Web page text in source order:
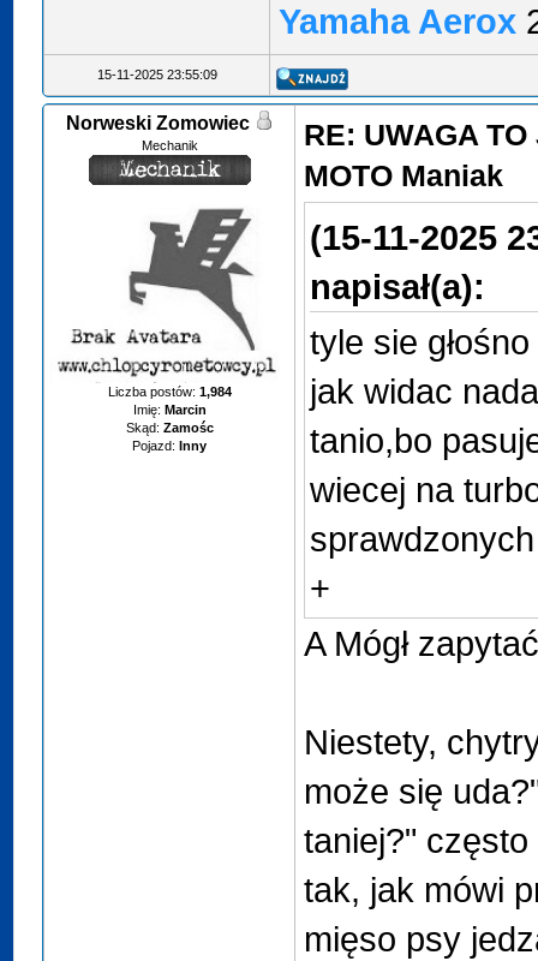
Yamaha Aerox
15-11-2025 23:55:09
Norweski Zomowiec
Mechanik
Liczba postów: 1,984
Imię: Marcin
Skąd: Zamośc
Pojazd: Inny
RE: UWAGA
MOTO Maniak
(15-11-2025
napisał(a):
tyle sie
jak widac
tanio,bo
wiecej na
+
A Mógł
Niestety,
może się
taniej?" często
tak, jak mówi
mięso psy